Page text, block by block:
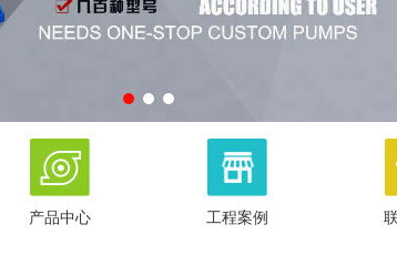
产品中心 工程案例